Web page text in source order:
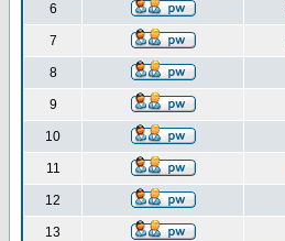
6
7
8
9
10
11
12
13